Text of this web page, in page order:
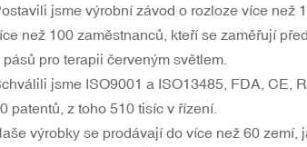
jsme výrobní závod o rozloze více než
než 100 zaměstnanců, kteří se zaměřují
pásů pro terapii červeným světlem.
jsme ISO9001 a ISO13485, FDA, CE,
patentů, z toho 510 tisíc v řízení.
výrobky se prodávají do více než 60